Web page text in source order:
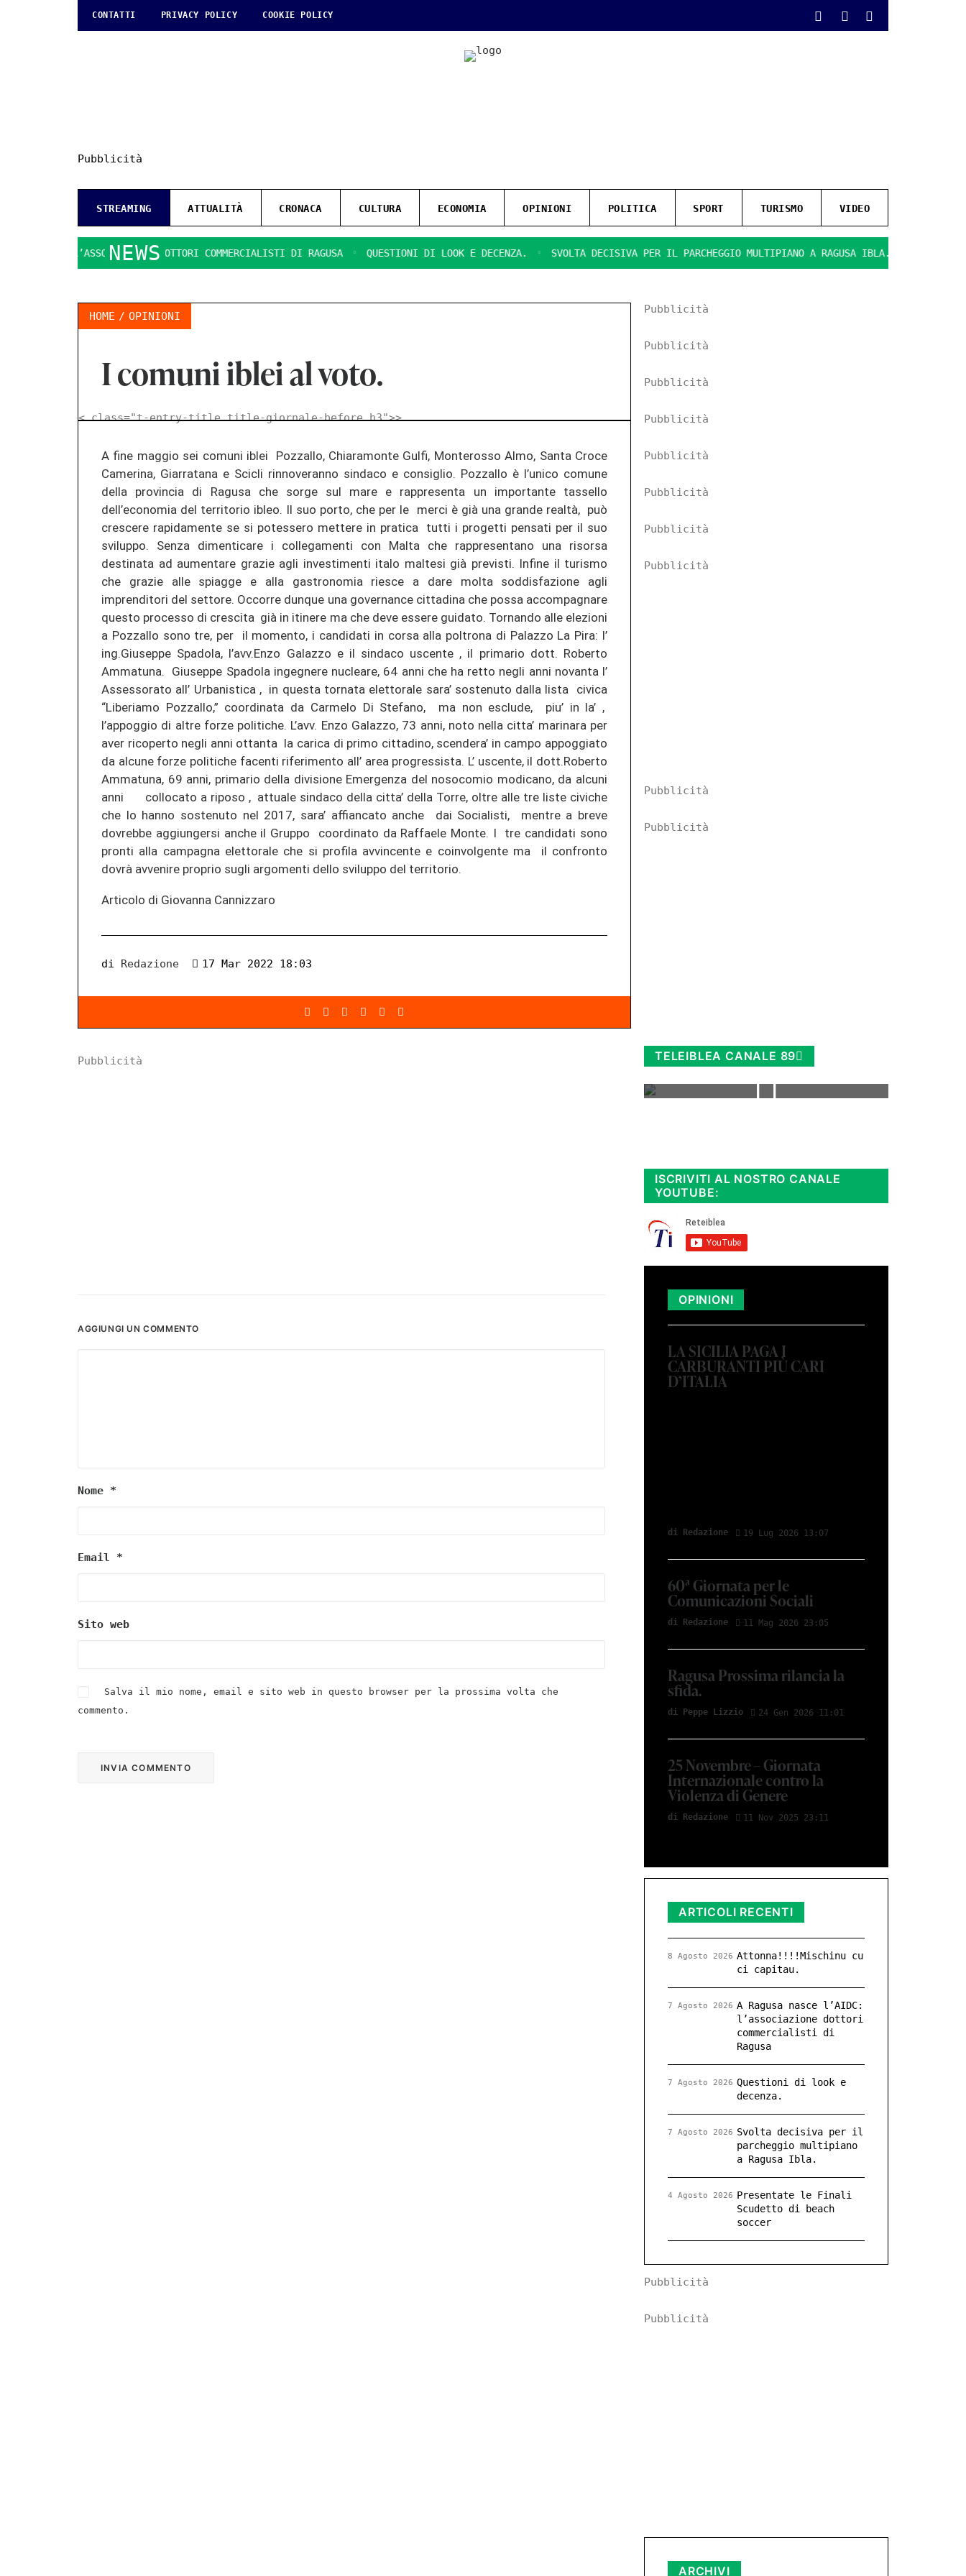
CONTATTI PRIVACY POLICY COOKIE POLICY
Pubblicità
STREAMING ATTUALITÀ CRONACA CULTURA ECONOMIA OPINIONI POLITICA SPORT TURISMO VIDEO
NEWS
L’ASSOCIAZIONE DOTTORI COMMERCIALISTI DI RAGUSA QUESTIONI DI LOOK E DECENZA. SVOLTA DECISIVA PER IL PARCHEGGIO MULTIPIANO A RAGUSA IBLA. PRESENTATE LE
HOME OPINIONI
I comuni iblei al voto.
< class="t-entry-title title-giornale-before h3">>
A fine maggio sei comuni iblei Pozzallo, Chiaramonte Gulfi, Monterosso Almo, Santa Croce
Camerina, Giarratana e Scicli rinnoveranno sindaco e consiglio. Pozzallo è l’unico comune
della provincia di Ragusa che sorge sul mare e rappresenta un importante tassello
dell’economia del territorio ibleo. Il suo porto, che per le merci è già una grande realtà, può
crescere rapidamente se si potessero mettere in pratica tutti i progetti pensati per il suo
sviluppo. Senza dimenticare i collegamenti con Malta che rappresentano una risorsa
destinata ad aumentare grazie agli investimenti italo maltesi già previsti. Infine il turismo
che grazie alle spiagge e alla gastronomia riesce a dare molta soddisfazione agli
imprenditori del settore. Occorre dunque una governance cittadina che possa accompagnare
questo processo di crescita già in itinere ma che deve essere guidato. Tornando alle elezioni
a Pozzallo sono tre, per il momento, i candidati in corsa alla poltrona di Palazzo La Pira: l’
ing.Giuseppe Spadola, l’avv.Enzo Galazzo e il sindaco uscente , il primario dott. Roberto
Ammatuna. Giuseppe Spadola ingegnere nucleare, 64 anni che ha retto negli anni novanta l’
Assessorato all’ Urbanistica , in questa tornata elettorale sara’ sostenuto dalla lista civica
“Liberiamo Pozzallo,” coordinata da Carmelo Di Stefano, ma non esclude, piu’ in la’ ,
l’appoggio di altre forze politiche. L’avv. Enzo Galazzo, 73 anni, noto nella citta’ marinara per
aver ricoperto negli anni ottanta la carica di primo cittadino, scendera’ in campo appoggiato
da alcune forze politiche facenti riferimento all’ area progressista. L’ uscente, il dott.Roberto
Ammatuna, 69 anni, primario della divisione Emergenza del nosocomio modicano, da alcuni
anni collocato a riposo , attuale sindaco della citta’ della Torre, oltre alle tre liste civiche
che lo hanno sostenuto nel 2017, sara’ affiancato anche dai Socialisti, mentre a breve
dovrebbe aggiungersi anche il Gruppo coordinato da Raffaele Monte. I tre candidati sono
pronti alla campagna elettorale che si profila avvincente e coinvolgente ma il confronto
dovrà avvenire proprio sugli argomenti dello sviluppo del territorio.
Articolo di Giovanna Cannizzaro
di Redazione 17 Mar 2022 18:03
Pubblicità
AGGIUNGI UN COMMENTO
Nome *
Email *
Sito web
Salva il mio nome, email e sito web in questo browser per la prossima volta che
commento.
Pubblicità
Pubblicità
Pubblicità
Pubblicità
Pubblicità
Pubblicità
Pubblicità
Pubblicità
Pubblicità
Pubblicità
TELEIBLEA CANALE 89
ISCRIVITI AL NOSTRO CANALE
YOUTUBE:
OPINIONI
LA SICILIA PAGA I
CARBURANTI PIÙ CARI
D’ITALIA
di Redazione 19 Lug 2026 13:07
60ª Giornata per le
Comunicazioni Sociali
di Redazione 11 Mag 2026 23:05
Ragusa Prossima rilancia la
sfida.
di Peppe Lizzio 24 Gen 2026 11:01
25 Novembre – Giornata
Internazionale contro la
Violenza di Genere
di Redazione 11 Nov 2025 23:11
ARTICOLI RECENTI
Attonna!!!!Mischinu cu
ci capitau.
8 Agosto 2026
A Ragusa nasce l’AIDC:
l’associazione dottori
commercialisti di
Ragusa
7 Agosto 2026
Questioni di look e
decenza.
7 Agosto 2026
Svolta decisiva per il
parcheggio multipiano
a Ragusa Ibla.
7 Agosto 2026
Presentate le Finali
Scudetto di beach
soccer
4 Agosto 2026
Pubblicità
Pubblicità
ARCHIVI